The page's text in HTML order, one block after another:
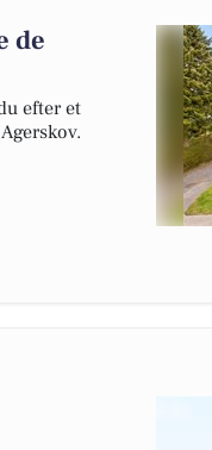
de
efter et